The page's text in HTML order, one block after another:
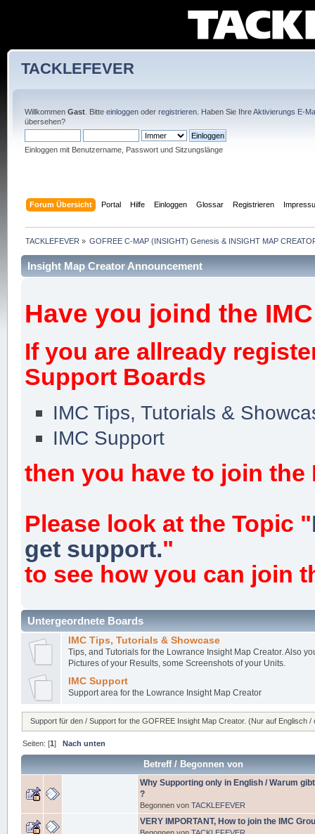
TACKLEFEVER
Willkommen Gast. Bitte einloggenoder registrieren. Haben Sie IhreAktivierungs E-
übersehen?
Einloggen mit Benutzername, Passwort und Sitzungslänge
Forum Übersicht Portal Hilfe Einloggen Glossar Registrieren
TACKLEFEVER » GOFREE C-MAP (INSIGHT) Genesis & INSIGHT MAP
Insight Map Creator Announcement
Have you joind the
If you are allready
Support Boards
IMC Tips, Tutorials &
IMC Support
then you have to join the
Please look at the Topic "
get support."
to see how you can join
Untergeordnete Boards
IMC Tips, Tutorials & Showcase
Tips, and Tutorials for the Lowrance Insight Map Creator. Also
Pictures of your Results, some Screenshots of your Units.
IMC Support
Support area for the Lowrance Insight Map Creator
Support für den / Support for the GOFREE Insight Map Creator. (Nur auf Englisch /
Seiten: [1]Nach unten
Betreff/ Begonnen von
Why Supporting only in English / Warum
?
Begonnen von TACKLEFEVER
VERY IMPORTANT, How to join the IMC